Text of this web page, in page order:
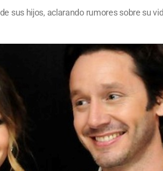
sus hijos, aclarando rumores sobre su